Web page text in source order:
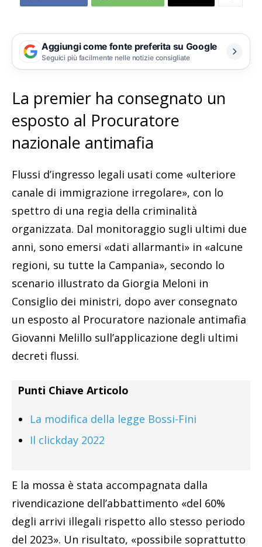
Aggiungi come fonte preferita su Google
Seguici più facilmente nelle notizie consigliate
La premier ha consegnato un
esposto al Procuratore
nazionale antimafia
Flussi d’ingresso legali usati come «ulteriore
canale di immigrazione irregolare», con lo
spettro di una regia della criminalità
organizzata. Dal monitoraggio sugli ultimi due
anni, sono emersi «dati allarmanti» in «alcune
regioni, su tutte la Campania», secondo lo
scenario illustrato da Giorgia Meloni in
Consiglio dei ministri, dopo aver consegnato
un esposto al Procuratore nazionale antimafia
Giovanni Melillo sull’applicazione degli ultimi
decreti flussi.
Punti Chiave Articolo
La modifica della legge Bossi-Fini
Il clickday 2022
E la mossa è stata accompagnata dalla
rivendicazione dell’abbattimento «del 60%
degli arrivi illegali rispetto allo stesso periodo
del 2023». Un risultato, «possibile soprattutto